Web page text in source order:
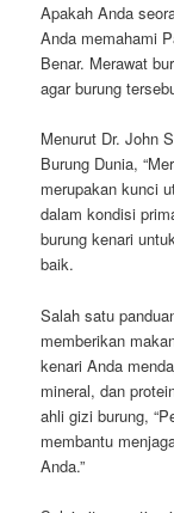
Apakah Anda
Anda memahami
Benar. Merawat
agar burung
Menurut Dr. John
Burung Dunia,
merupakan kunci
dalam kondisi
burung kenari
baik.
Salah satu
memberikan
kenari Anda
mineral, dan
ahli gizi burung,
membantu
Anda.”